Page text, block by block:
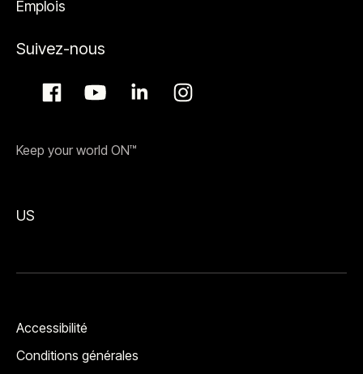
Emplois
Suivez-nous
Keep your world ON™
US
Accessibilité
Conditions générales